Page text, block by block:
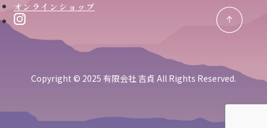
オンラインショップ
Copyright © 2025 有限会社 吉貞 All Rights Reserved.